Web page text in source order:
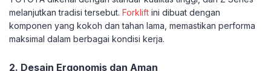
melanjutkan tradisi tersebut. Forklift ini dibuat dengan
komponen yang kokoh dan tahan lama, memastikan performa
maksimal dalam berbagai kondisi kerja.
2. Desain Ergonomis dan Aman